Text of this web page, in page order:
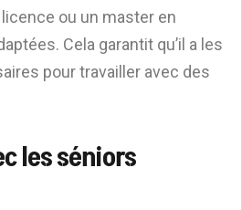
ou un master en
Cela garantit qu’il a les
pour travailler avec des
les séniors